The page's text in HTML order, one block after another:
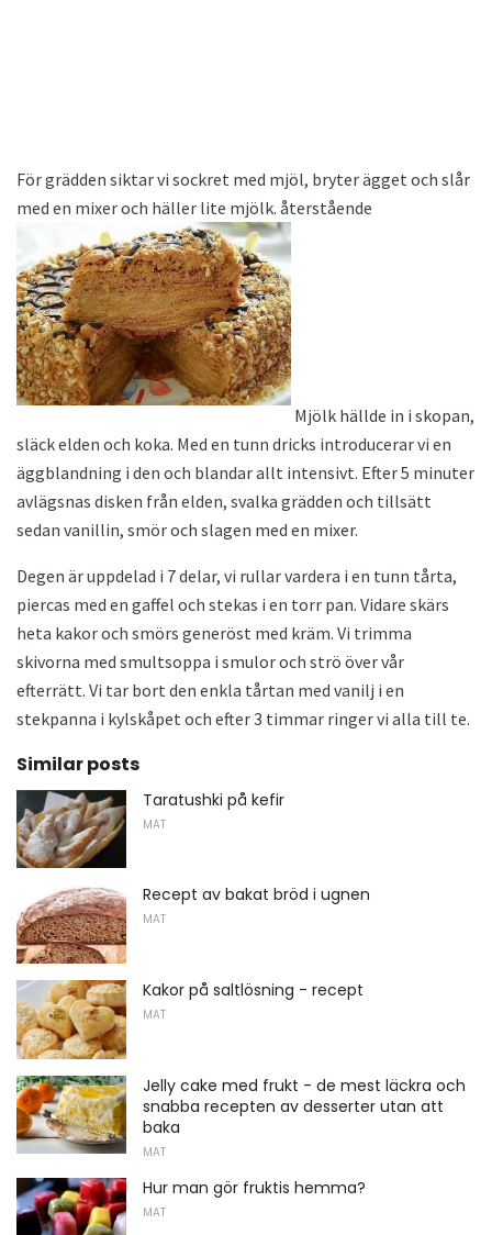
För grädden siktar vi sockret med mjöl, bryter ägget och slår
med en mixer och häller lite mjölk. återstående
Mjölk hällde in i skopan,
släck elden och koka. Med en tunn dricks introducerar vi en
äggblandning i den och blandar allt intensivt. Efter 5 minuter
avlägsnas disken från elden, svalka grädden och tillsätt
sedan vanillin, smör och slagen med en mixer.
Degen är uppdelad i 7 delar, vi rullar vardera i en tunn tårta,
piercas med en gaffel och stekas i en torr pan. Vidare skärs
heta kakor och smörs generöst med kräm. Vi trimma
skivorna med smultsoppa i smulor och strö över vår
efterrätt. Vi tar bort den enkla tårtan med vanilj i en
stekpanna i kylskåpet och efter 3 timmar ringer vi alla till te.
Similar posts
Taratushki på kefir
MAT
Recept av bakat bröd i ugnen
MAT
Kakor på saltlösning - recept
MAT
Jelly cake med frukt - de mest läckra och
snabba recepten av desserter utan att
baka
MAT
Hur man gör fruktis hemma?
MAT